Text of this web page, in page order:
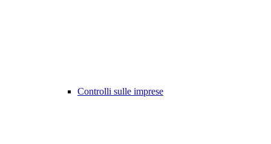
Controlli sulle imprese